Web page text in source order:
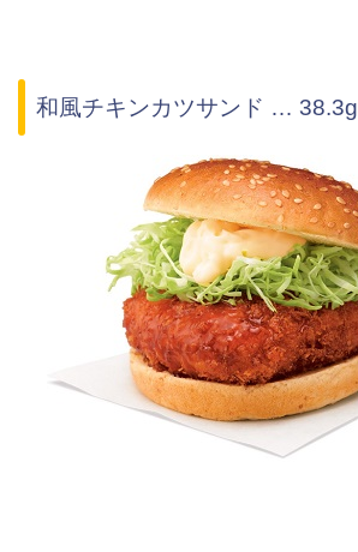
和風チキンカツサンド … 38.3g